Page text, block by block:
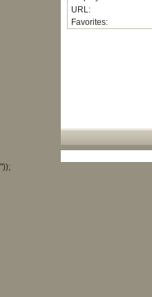
URL:
Favorites:
"));